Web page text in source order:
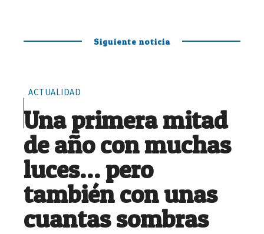
Siguiente noticia
ACTUALIDAD
Una primera mitad
de año con muchas
luces… pero
también con unas
cuantas sombras